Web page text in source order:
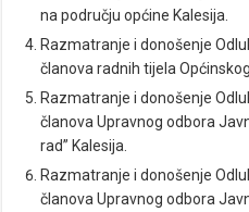
na području općine Kalesija.
Razmatranje i donošenje
članova radnih tijela
Razmatranje i donošenje
članova Upravnog odbora
rad” Kalesija.
Razmatranje i donošenje
članova Upravnog odbora